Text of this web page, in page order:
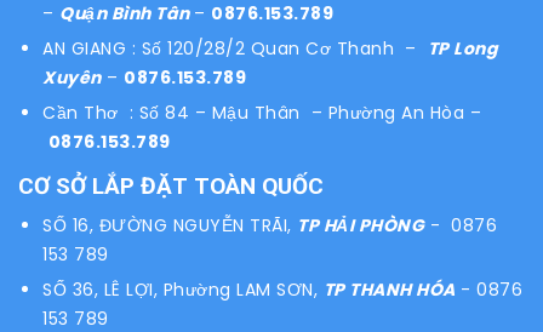
– Quận Bình Tân – 0876.153.789
AN GIANG : Số 120/28/2 Quan Cơ Thanh –
TP Long
Xuyên– 0876.153.789
Cần Thơ : Số 84 – Mậu Thân – Phường An Hòa –
0876.153.789
CƠ SỞ LẮP ĐẶT TOÀN QUỐC
SỐ 16, ĐƯỜNG NGUYỄN TRÃI, TP HẢI PHÒNG- 0876
153 789
SỐ 36, LÊ LỢI, Phường LAM SƠN, TP THANH HÓA - 0876
153 789